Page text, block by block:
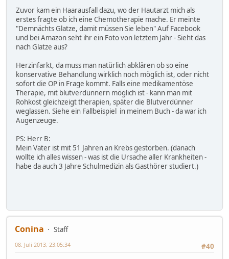
Zuvor kam ein Haarausfall dazu, wo der Hautarzt mich als
erstes fragte ob ich eine Chemotherapie mache. Er meinte
"Demnächts Glatze, damit müssen Sie leben" Auf Facebook
und bei Amazon seht ihr ein Foto von letztem Jahr - Sieht das
nach Glatze aus?
Herzinfarkt, da muss man natürlich abklären ob so eine
konservative Behandlung wirklich noch möglich ist, oder nicht
sofort die OP in Frage kommt. Falls eine medikamentöse
Therapie, mit blutverdünnern möglich ist - kann man mit
Rohkost gleichzeigt therapien, später die Blutverdünner
weglassen. Siehe ein Fallbeispiel in meinem Buch - da war ich
Augenzeuge.
PS: Herr B:
Mein Vater ist mit 51 Jahren an Krebs gestorben. (danach
wollte ich alles wissen - was ist die Ursache aller Krankheiten -
habe da auch 3 Jahre Schulmedizin als Gasthörer studiert.)
Conina
Staff
#40
08. Juli 2013, 23:05:34